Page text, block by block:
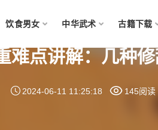
饮食男女 中华武术 古籍下载
难点讲解：几种
2024-06-11 11:25:18 145阅读